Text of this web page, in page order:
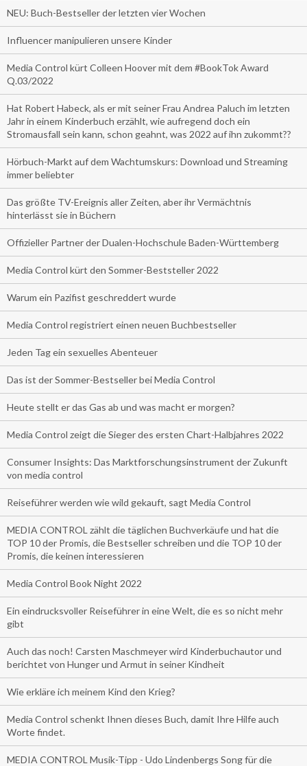
NEU: Buch-Bestseller der letzten vier Wochen
Influencer manipulieren unsere Kinder
Media Control kürt Colleen Hoover mit dem #BookTok Award
Q.03/2022
Hat Robert Habeck, als er mit seiner Frau Andrea Paluch im letzten
Jahr in einem Kinderbuch erzählt, wie aufregend doch ein
Stromausfall sein kann, schon geahnt, was 2022 auf ihn zukommt??
Hörbuch-Markt auf dem Wachtumskurs: Download und Streaming
immer beliebter
Das größte TV-Ereignis aller Zeiten, aber ihr Vermächtnis
hinterlässt sie in Büchern
Offizieller Partner der Dualen-Hochschule Baden-Württemberg
Media Control kürt den Sommer-Beststeller 2022
Warum ein Pazifist geschreddert wurde
Media Control registriert einen neuen Buchbestseller
Jeden Tag ein sexuelles Abenteuer
Das ist der Sommer-Bestseller bei Media Control
Heute stellt er das Gas ab und was macht er morgen?
Media Control zeigt die Sieger des ersten Chart-Halbjahres 2022
Consumer Insights: Das Marktforschungsinstrument der Zukunft
von media control
Reiseführer werden wie wild gekauft, sagt Media Control
MEDIA CONTROL zählt die täglichen Buchverkäufe und hat die
TOP 10 der Promis, die Bestseller schreiben und die TOP 10 der
Promis, die keinen interessieren
Media Control Book Night 2022
Ein eindrucksvoller Reiseführer in eine Welt, die es so nicht mehr
gibt
Auch das noch! Carsten Maschmeyer wird Kinderbuchautor und
berichtet von Hunger und Armut in seiner Kindheit
Wie erkläre ich meinem Kind den Krieg?
Media Control schenkt Ihnen dieses Buch, damit Ihre Hilfe auch
Worte findet.
MEDIA CONTROL Musik-Tipp - Udo Lindenbergs Song für die